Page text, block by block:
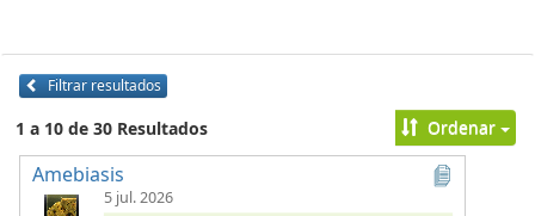
Filtrar resultados
1 a 10 de 30 Resultados Ordenar
Amebiasis
5 jul. 2026